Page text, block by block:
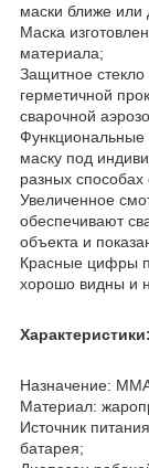
маски ближе или
Маска
материала;
Защитное
герметичной
сварочной
Функциональные
маску под
разных способах
Увеличенное
обеспечивают
объекта и
Красные цифры
хорошо видны и
Характеристики:
Назначение:
Материал:
Источник
батарея;